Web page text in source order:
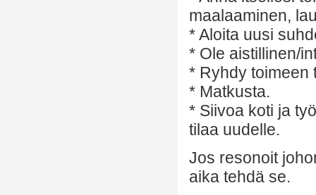
maalaaminen,
* Aloita uusi
* Ole aistillinen/
* Ryhdy toimeen
* Matkusta.
* Siivoa koti ja
tilaa uudelle.
Jos resonoit
aika tehdä se.